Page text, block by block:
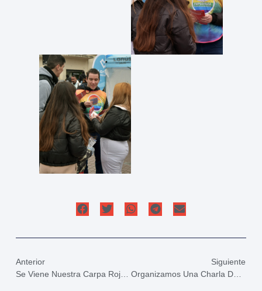
Anterior
Se Viene Nuestra Carpa Roja De Testeo De HIV Y Sífilis En La Estación De Lanús
Siguiente
Organizamos Una Charla De Incidencia Política En El Centro Cultural “Peretz” De Lanús